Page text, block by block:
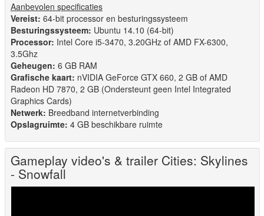
Aanbevolen specificaties
Vereist: 64-bit processor en besturingssysteem
Besturingssysteem: Ubuntu 14.10 (64-bit)
Processor: Intel Core i5-3470, 3.20GHz of AMD FX-6300,
3.5Ghz
Geheugen: 6 GB RAM
Grafische kaart: nVIDIA GeForce GTX 660, 2 GB of AMD
Radeon HD 7870, 2 GB (Ondersteunt geen Intel Integrated
Graphics Cards)
Netwerk: Breedband internetverbinding
Opslagruimte: 4 GB beschikbare ruimte
Gameplay video's & trailer Cities: Skylines
- Snowfall